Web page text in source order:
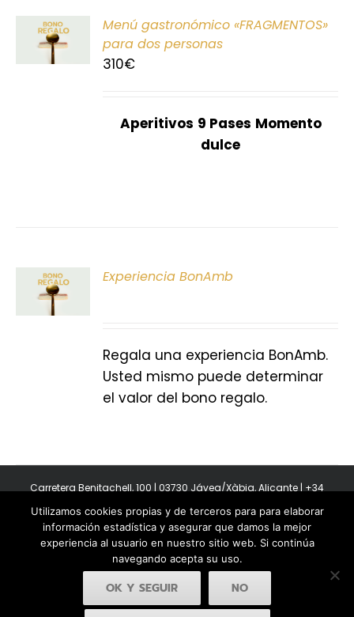
Menú gastronómico «FRAGMENTOS»
para dos personas
310€
Aperitivos 9 Pases Momento
dulce
Experiencia BonAmb
Regala una experiencia BonAmb.
Usted mismo puede determinar
el valor del bono regalo.
Carretera Benitachell, 100 | 03730 Jávea/Xàbia, Alicante | +34
Copyright 2011-2026 BonAmb Restaurant | All Rights Reserved |
Política de privacidad|Powered by Insertcom
Utilizamos cookies propias y de terceros para para elaborar
información estadística y asegurar que damos la mejor
experiencia al usuario en nuestro sitio web. Si continúa
navegando acepta su uso.
OK Y SEGUIR NO